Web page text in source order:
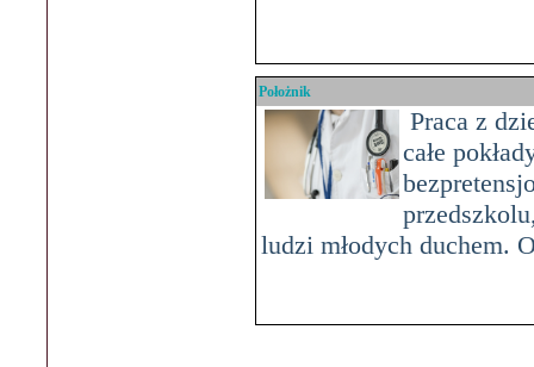
Położnik
Praca z
całe
ludzi młodych duchem.